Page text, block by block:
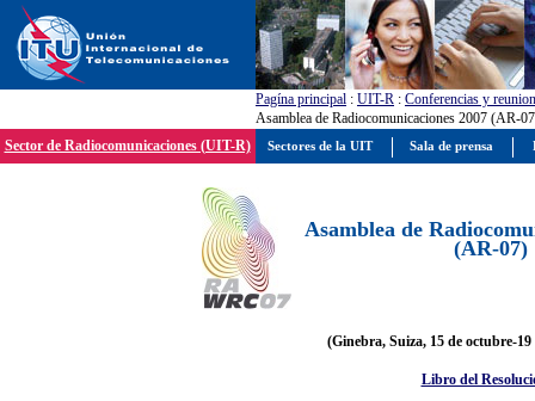
Pagína principal : UIT-R : Conferencias y
Asamblea de Radiocomunicaciones 2007 (AR-
Sector de Radiocomunicaciones (UIT-R)
Asamblea de
(AR-07)
(Ginebra, Suiza, 15 de octubre-19
Libro del
Sectores de la UIT Sala de prensa